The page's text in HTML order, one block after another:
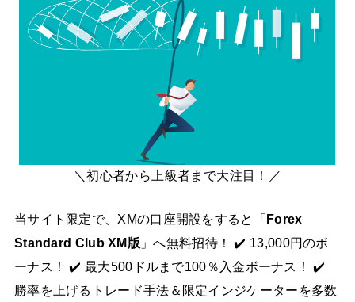
＼初心者から上級者まで大注目！／
当サイト限定で、XMの口座開設をすると「 Forex
Standard Club XM版 」へ無料招待！ ✔️ 13,000円のボ
ーナス！ ✔️ 最大500ドルまで100％入金ボーナス！ ✔️
勝率を上げるトレード手法＆限定インジケーターを多数